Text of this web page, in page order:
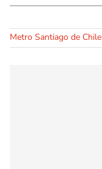
Metro Santiago de Chile